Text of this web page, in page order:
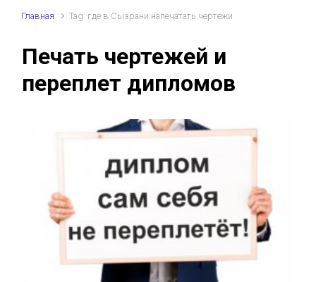
Главная Tag: где в Сызрани напечатать чертежи
Печать чертежей и
переплет дипломов